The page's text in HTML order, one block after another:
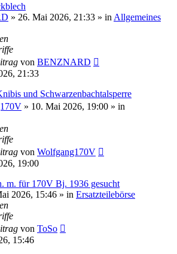
» 26. Mai 2026, 21:33 » in Allgemeines
von BENZNARD
21:33
und Schwarzenbachtalsperre
» 10. Mai 2026, 19:00 » in
von Wolfgang170V
19:00
m. für 170V Bj. 1936 gesucht
2026, 15:46 » in Ersatzteilebörse
von ToSo
15:46